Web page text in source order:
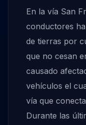
En la vía San
conductores
de tierras por
que no cesan
causado
vehículos el
vía que
Durante las